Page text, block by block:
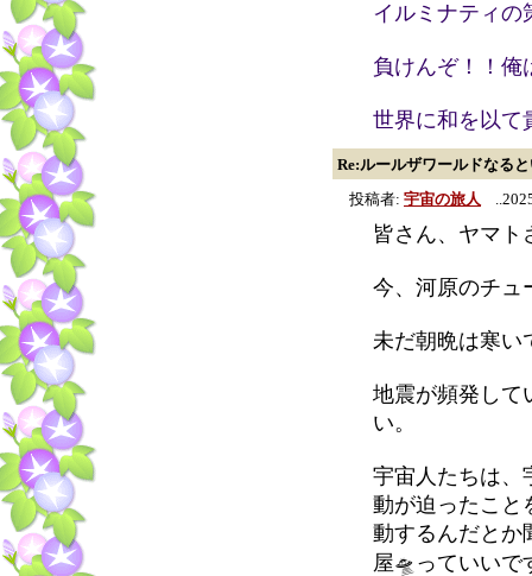
イルミナティの
負けんぞ！！俺
世界に和を以て
Re:ルールザワールドなる
投稿者: 宇宙の旅人
皆さん、ヤマト
今、河原のチュ
未だ朝晩は寒い
地震が頻発して
い。
宇宙人たちは、
動が迫ったこと
動するんだとか
屋🛸っていいで